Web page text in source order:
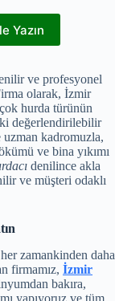
Yazın
ve profesyonel
olarak, İzmir
hurda türünün
değerlendirilebilir
kadromuzla,
ve bina yıkımı
denilince akla
ve müşteri odaklı
zamankinden daha
firmamız, İzmir
bakıra,
yapıyoruz ve tüm